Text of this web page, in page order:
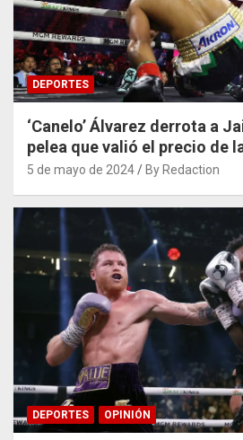
DEPORTES
‘Canelo’ Álvarez derrota a
pelea que valió el precio de
5 de mayo de 2024 By Redaction
DEPORTES OPINIÓN